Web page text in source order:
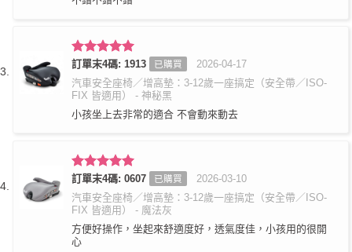
評分5滿
分 5
訂單末4碼: 1913 已購買
2026-04-17
汽車安全座椅／增高墊：3-12歲一座搞定（安全帶／ISO-
FIX 皆適用） - 神秘黑
小孩坐上去非常的適合 不會動來動去
評分5滿
分 5
訂單末4碼: 0607 已購買
2026-03-10
汽車安全座椅／增高墊：3-12歲一座搞定（安全帶／ISO-
FIX 皆適用） - 魔法灰
方便好操作，坐起來舒適度好，透氣度佳，小孩用的很開
心